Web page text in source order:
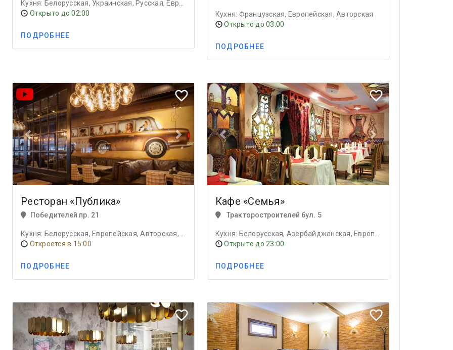
Открыто до 02:00
ПОДРОБНЕЕ
Кухня: Французская, Европейская, Авторская
Открыто до 03:00
ПОДРОБНЕЕ
favorite_border
Previous Next
Ресторан «Публика»
Победителей пр. 21
Откроется в 15:00
ПОДРОБНЕЕ
favorite_border
Previous Next
Кафе «Семья»
Тракторостроителей бул. 5
Открыто до 23:00
ПОДРОБНЕЕ
favorite_border
Previous Next
favorite_border
Previous Next